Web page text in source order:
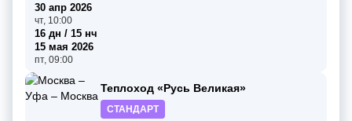
30 апр 2026
чт, 10:00
16 дн / 15 нч
15 мая 2026
пт, 09:00
Теплоход «Русь Великая»
СТАНДАРТ